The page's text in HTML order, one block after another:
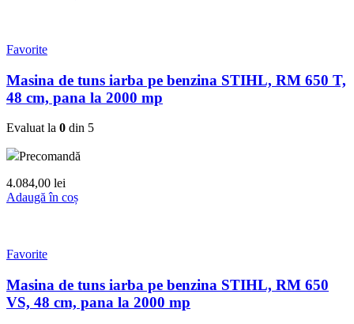
Favorite
Masina de tuns iarba pe benzina STIHL, RM 650 T,
48 cm, pana la 2000 mp
Evaluat la 0 din 5
Precomandă
4.084,00 lei
Adaugă în coș
Favorite
Masina de tuns iarba pe benzina STIHL, RM 650
VS, 48 cm, pana la 2000 mp